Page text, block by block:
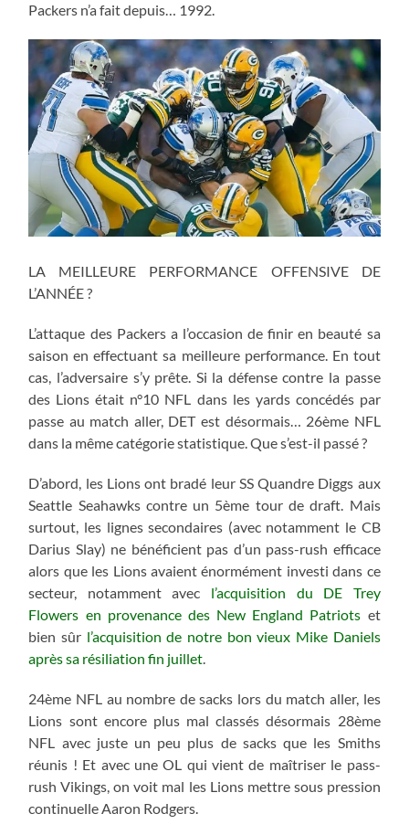
Packers n’a fait depuis… 1992.
LA MEILLEURE PERFORMANCE OFFENSIVE DE
L’ANNÉE ?
L’attaque des Packers a l’occasion de finir en beauté sa
saison en effectuant sa meilleure performance. En tout
cas, l’adversaire s’y prête. Si la défense contre la passe
des Lions était n°10 NFL dans les yards concédés par
passe au match aller, DET est désormais… 26ème NFL
dans la même catégorie statistique. Que s’est-il passé ?
D’abord, les Lions ont bradé leur SS Quandre Diggs aux
Seattle Seahawks contre un 5ème tour de draft. Mais
surtout, les lignes secondaires (avec notamment le CB
Darius Slay) ne bénéficient pas d’un pass-rush efficace
alors que les Lions avaient énormément investi dans ce
secteur, notamment avec l’acquisition du DE Trey
Flowers en provenance des New England Patriots et
bien sûr l’acquisition de notre bon vieux Mike Daniels
après sa résiliation fin juillet.
24ème NFL au nombre de sacks lors du match aller, les
Lions sont encore plus mal classés désormais 28ème
NFL avec juste un peu plus de sacks que les Smiths
réunis ! Et avec une OL qui vient de maîtriser le pass-
rush Vikings, on voit mal les Lions mettre sous pression
continuelle Aaron Rodgers.